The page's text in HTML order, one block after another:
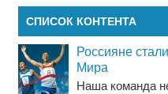
СПИСОК КОНТЕНТА
Россияне
Мира
Наша команда